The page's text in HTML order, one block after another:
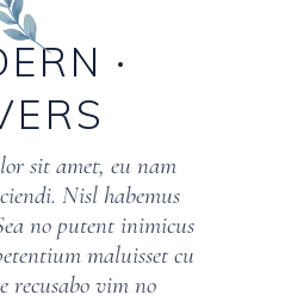
sit amet, eu nam
Nisl habemus
no putent inimicus
maluisset cu
recusabo vim no